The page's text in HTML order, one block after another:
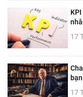
17
17